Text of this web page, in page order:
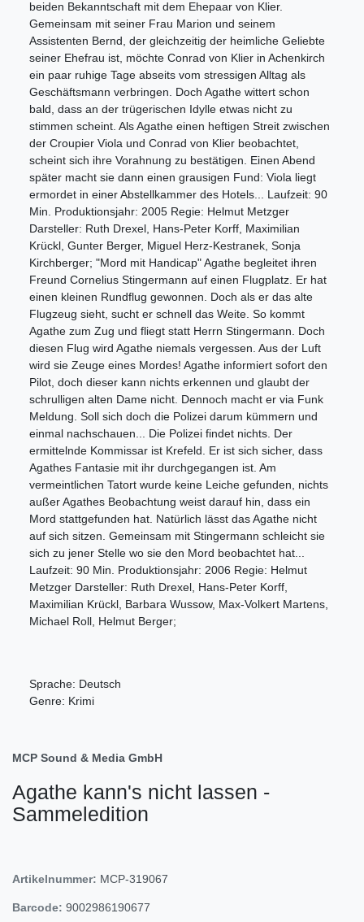
beiden Bekanntschaft mit dem Ehepaar von Klier.
Gemeinsam mit seiner Frau Marion und seinem
Assistenten Bernd, der gleichzeitig der heimliche Geliebte
seiner Ehefrau ist, möchte Conrad von Klier in Achenkirch
ein paar ruhige Tage abseits vom stressigen Alltag als
Geschäftsmann verbringen. Doch Agathe wittert schon
bald, dass an der trügerischen Idylle etwas nicht zu
stimmen scheint. Als Agathe einen heftigen Streit zwischen
der Croupier Viola und Conrad von Klier beobachtet,
scheint sich ihre Vorahnung zu bestätigen. Einen Abend
später macht sie dann einen grausigen Fund: Viola liegt
ermordet in einer Abstellkammer des Hotels... Laufzeit: 90
Min. Produktionsjahr: 2005 Regie: Helmut Metzger
Darsteller: Ruth Drexel, Hans-Peter Korff, Maximilian
Krückl, Gunter Berger, Miguel Herz-Kestranek, Sonja
Kirchberger; "Mord mit Handicap" Agathe begleitet ihren
Freund Cornelius Stingermann auf einen Flugplatz. Er hat
einen kleinen Rundflug gewonnen. Doch als er das alte
Flugzeug sieht, sucht er schnell das Weite. So kommt
Agathe zum Zug und fliegt statt Herrn Stingermann. Doch
diesen Flug wird Agathe niemals vergessen. Aus der Luft
wird sie Zeuge eines Mordes! Agathe informiert sofort den
Pilot, doch dieser kann nichts erkennen und glaubt der
schrulligen alten Dame nicht. Dennoch macht er via Funk
Meldung. Soll sich doch die Polizei darum kümmern und
einmal nachschauen... Die Polizei findet nichts. Der
ermittelnde Kommissar ist Krefeld. Er ist sich sicher, dass
Agathes Fantasie mit ihr durchgegangen ist. Am
vermeintlichen Tatort wurde keine Leiche gefunden, nichts
außer Agathes Beobachtung weist darauf hin, dass ein
Mord stattgefunden hat. Natürlich lässt das Agathe nicht
auf sich sitzen. Gemeinsam mit Stingermann schleicht sie
sich zu jener Stelle wo sie den Mord beobachtet hat...
Laufzeit: 90 Min. Produktionsjahr: 2006 Regie: Helmut
Metzger Darsteller: Ruth Drexel, Hans-Peter Korff,
Maximilian Krückl, Barbara Wussow, Max-Volkert Martens,
Michael Roll, Helmut Berger;
Sprache: Deutsch
Genre: Krimi
MCP Sound & Media GmbH
Agathe kann's nicht lassen -
Sammeledition
Artikelnummer: MCP-319067
Barcode: 9002986190677